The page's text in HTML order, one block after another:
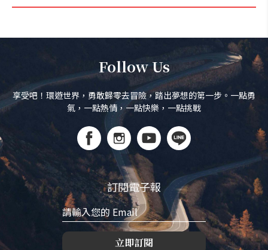
Follow Us
享受吧！環遊世界，勇敢歸零去冒險，踏出夢想的第一步。一點勇
氣，一點熱情，一點快樂，一點挑戰
訂閱電子報
立即訂閱